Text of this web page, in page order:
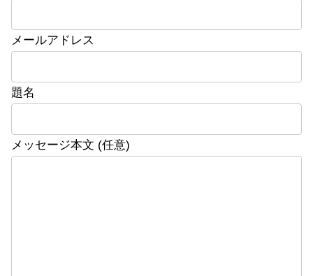
メールアドレス
題名
メッセージ本文 (任意)